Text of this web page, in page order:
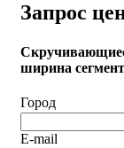
Запрос
ширина
Город
E-mail